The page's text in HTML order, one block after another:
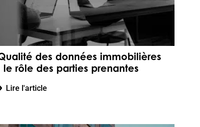
des données immobilières
le rôle des parties prenantes
Lire l'article